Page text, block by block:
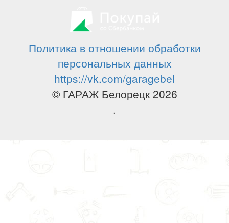
Политика в отношении обработки
персональных данных
https://vk.com/garagebel
© ГАРАЖ Белорецк 2026
.